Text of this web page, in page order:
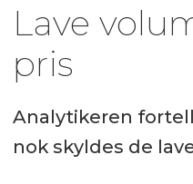
Lave
pris
Analytikeren
nok skyldes de